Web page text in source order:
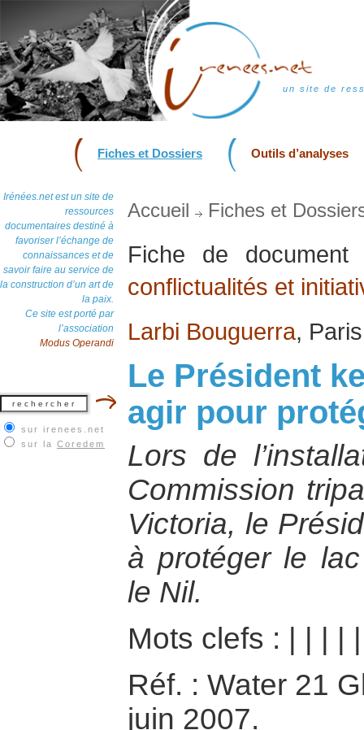
un site de
Fiches et Dossiers Outils d’analyses
Irénées.net est un site de
ressources
documentaires destiné à
favoriser l’échange de
connaissances et de
savoir faire au service de
la construction d’un art de
la paix.
Ce site est porté par
l’association
Modus Operandi
sur irenees.net
sur la Coredem
Accueil Fiches et
Fiche de
conflictualités et
Larbi Bouguerra,
Le Président
agir pour
Lors de
Commission
Victoria, le
à protéger le
le Nil.
Mots clefs :
Réf. : Water 21
juin 2007.